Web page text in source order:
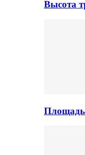
Высота
Площадь